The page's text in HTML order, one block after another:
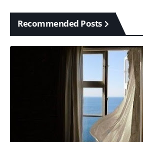
Recommended Posts